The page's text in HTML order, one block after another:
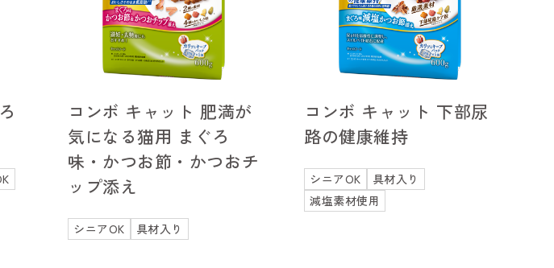
コンボ キャット 肥満が
気になる猫用 まぐろ
味・かつお節・かつおチ
ップ添え
シニアOK 具材入り
コンボ キャット 下部尿
路の健康維持
シニアOK
具材入り
減塩素材使用